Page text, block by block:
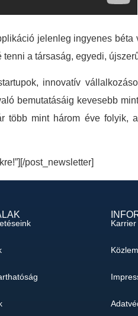
jelenleg ingyenes
a társaság, egyedi,
innovatív
bemutatásáig kevesebb
több mint három éve
post_newsletter]
Karrier